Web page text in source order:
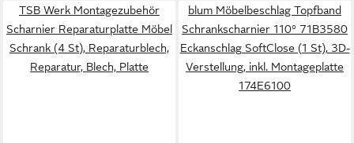
TSB Werk Montagezubehör
Scharnier Reparaturplatte Möbel
Schrank (4 St), Reparaturblech,
Reparatur, Blech, Platte
blum Möbelbeschlag Topfband
Schrankscharnier 110° 71B3580
Eckanschlag SoftClose (1 St), 3D-
Verstellung, inkl. Montageplatte
174E6100